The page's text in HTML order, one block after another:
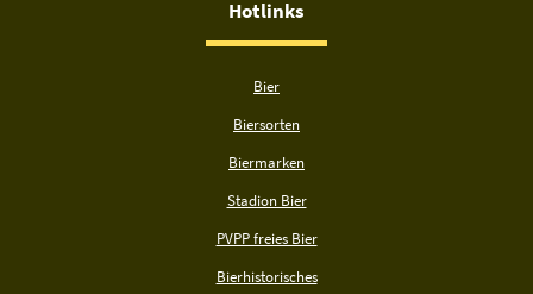
Hotlinks
Bier
Biersorten
Biermarken
Stadion Bier
PVPP freies Bier
Bierhistorisches